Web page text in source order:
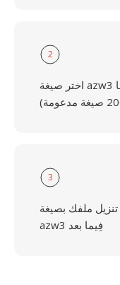
2
اختر صيغة azw3 أو أية صيغة أخرى أنت بحاجةٍ إليها
3
ملفك بصيغة
azw3 فِيما بعد